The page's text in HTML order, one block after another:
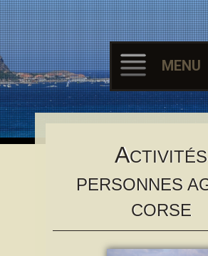
MENU
Skip to content
ACTIVITÉS
PERSONNES
CORSE